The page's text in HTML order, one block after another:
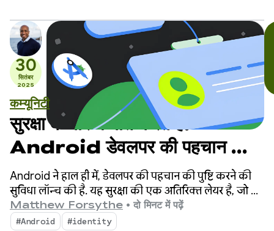
30
सितंबर
2025
कम्यूनिटी
सुरक्षा के बारे में बात करते हैं:
Android डेवलपर की पहचान की
पुष्टि करने के बारे में सबसे ज़्यादा पूछे
जाने वाले सवालों के जवाब
Android ने हाल ही में, डेवलपर की पहचान की पुष्टि करने की
सुविधा लॉन्च की है. यह सुरक्षा की एक अतिरिक्त लेयर है, जो बुरे
मकसद से काम करने वाले लोगों या ग्रुप को नुकसान पहुंचाने से
रोकती है.
Matthew Forsythe • दो मिनट में पढ़ें
#Android #identity